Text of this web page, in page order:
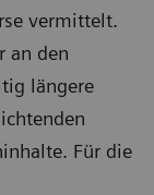
vermittelt.
an den
längere
Für die